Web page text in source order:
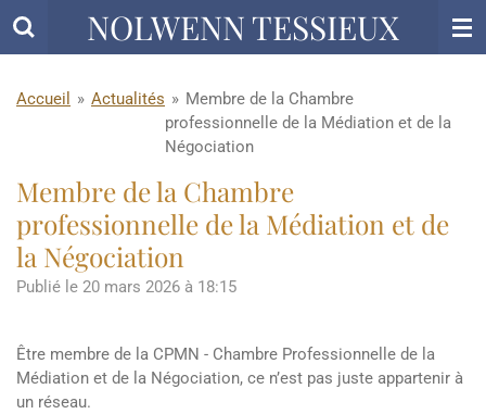
Passer
principal
NOLWENN TESSIEUX
Accueil » Actualités » Membre de la Chambre
professionnelle de la Médiation et de la
Négociation
Membre de la Chambre
professionnelle de la Médiation et de
la Négociation
Publié le 20 mars 2026 à 18:15
Être membre de la CPMN - Chambre Professionnelle de la
Médiation et de la Négociation, ce n’est pas juste appartenir à
un réseau.